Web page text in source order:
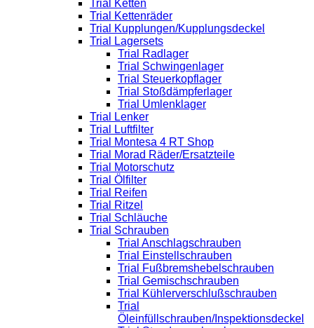
Trial Ketten
Trial Kettenräder
Trial Kupplungen/Kupplungsdeckel
Trial Lagersets
Trial Radlager
Trial Schwingenlager
Trial Steuerkopflager
Trial Stoßdämpferlager
Trial Umlenklager
Trial Lenker
Trial Luftfilter
Trial Montesa 4 RT Shop
Trial Morad Räder/Ersatzteile
Trial Motorschutz
Trial Ölfilter
Trial Reifen
Trial Ritzel
Trial Schläuche
Trial Schrauben
Trial Anschlagschrauben
Trial Einstellschrauben
Trial Fußbremshebelschrauben
Trial Gemischschrauben
Trial Kühlerverschlußschrauben
Trial
Öleinfüllschrauben/Inspektionsdeckel